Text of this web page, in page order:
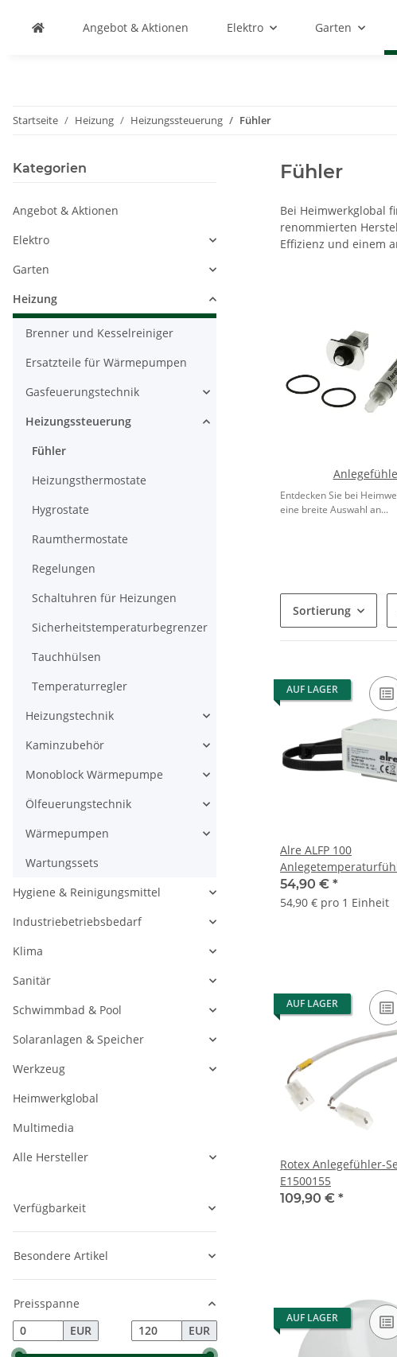
Angebot & Aktionen Elektro Garten
Startseite Heizung Heizungssteuerung Fühler
Fühler
Bei Heimwerkglobal
renommierten
Effizienz und einem
Entdecken Sie bei
eine breite Auswahl an...
Sortierung
AUF LAGER
Alre ALFP 100
PT100 Sensor
54,90 € *
54,90 € pro 1 Einheit
AUF LAGER
Rotex Anlegefühler-
E1500155
109,90 € *
AUF LAGER
Kategorien
Angebot & Aktionen
Elektro
Garten
Heizung
Brenner und Kesselreiniger
Ersatzteile für Wärmepumpen
Gasfeuerungstechnik
Heizungssteuerung
Fühler
Heizungsthermostate
Hygrostate
Raumthermostate
Regelungen
Schaltuhren für Heizungen
Sicherheitstemperaturbegrenzer
Tauchhülsen
Temperaturregler
Heizungstechnik
Kaminzubehör
Monoblock Wärmepumpe
Ölfeuerungstechnik
Wärmepumpen
Wartungssets
Hygiene & Reinigungsmittel
Industriebetriebsbedarf
Klima
Sanitär
Schwimmbad & Pool
Solaranlagen & Speicher
Werkzeug
Heimwerkglobal
Multimedia
Alle Hersteller
Verfügbarkeit
Besondere Artikel
Preisspanne
EUR
EUR